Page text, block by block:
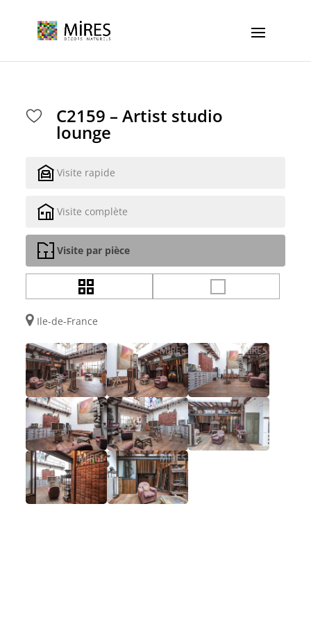
C2159 – Artist studio
lounge
Visite rapide
Visite complète
Visite par pièce
Ile-de-France